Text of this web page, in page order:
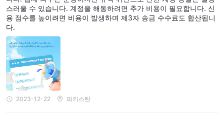
경고
이 브로커에 대한 부정적인 현장 조사 리뷰의 수가 최근에 상당히 증
가하여 잠재적인 위험과 사기 가능성에 대한 우려가 제기되고 있습
니다. 개인들은 이 브로커와의 관련을 고려할 때 신중을 기하고 철저
한 사전 조사를 실시하는 것이 매우 중요합니다. 이러한 부정적인 리
뷰는 브로커의 신뢰성, 투명성 또는 합법성과 관련된 문제를 나타낼
수 있습니다. 개인들의 이익과 투자를 보호하기 위해, 금융 거래나
스러울 수 있습니다. 계정을 해동하려면 추가 비용이 필요합니다. 신
용 점수를 높이려면 비용이 발생하며 제3자 송금 수수료도 합산됩니
다.
2023-12-22 파키스탄